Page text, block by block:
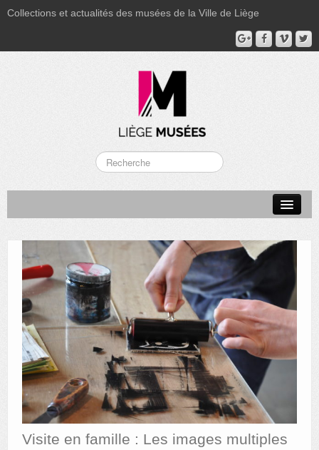
Collections et actualités des musées de la Ville de Liège
MUSÉE GRÉTRY
MUSÉE DU LUMINAIRE
FONDS PATRIMONIAUX
AUTRES LIEUX
ANIMATIONS DES MUSÉES
PUBLICATIONS
LES APPELS À PROJETS
Visite en famille : Les images multiples